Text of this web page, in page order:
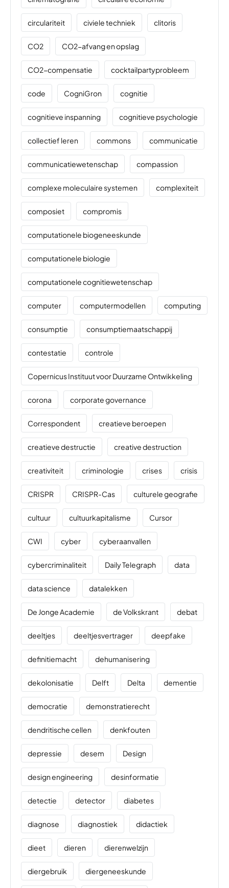
circulariteit civiele techniek clitoris
CO2 CO2-afvang en opslag
CO2-compensatie cocktailpartyprobleem
code CogniGron cognitie
cognitieve inspanning cognitieve psychologie
collectief leren commons communicatie
communicatiewetenschap compassion
complexe moleculaire systemen complexiteit
composiet compromis
computationele biogeneeskunde
computationele biologie
computationele cognitiewetenschap
computer computermodellen computing
consumptie consumptiemaatschappij
contestatie controle
Copernicus Instituut voor Duurzame Ontwikkeling
corona corporate governance
Correspondent creatieve beroepen
creatieve destructie creative destruction
creativiteit criminologie crises crisis
CRISPR CRISPR-Cas culturele geografie
cultuur cultuurkapitalisme Cursor
CWI cyber cyberaanvallen
cybercriminaliteit Daily Telegraph data
data science datalekken
De Jonge Academie de Volkskrant debat
deeltjes deeltjesvertrager deepfake
definitiemacht dehumanisering
dekolonisatie Delft Delta dementie
democratie demonstratierecht
dendritische cellen denkfouten
depressie desem Design
design engineering desinformatie
detectie detector diabetes
diagnose diagnostiek didactiek
dieet dieren dierenwelzijn
diergebruik diergeneeskunde